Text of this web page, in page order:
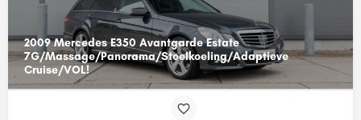
2009 Mercedes E350 Avantgarde Estate
7G/Massage/Panorama/Stoelkoeling/Adaptieve
Cruise/VOL!